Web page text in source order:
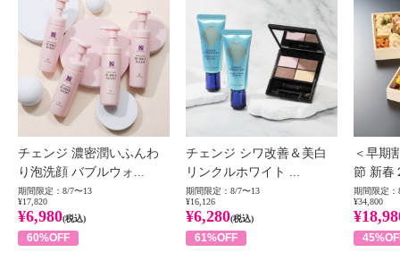
チェンジ 濃密潤いふんわ
り泡洗顔 バブルウォ...
期間限定：8/7〜13
¥17,820
¥6,980(税込)
60%OFF
チェンジ シワ改善＆美白
リンクルホワイト ...
期間限定：8/7〜13
¥16,126
¥6,280(税込)
61%OFF
＜早期
節 新春
期間限定：
¥34,800